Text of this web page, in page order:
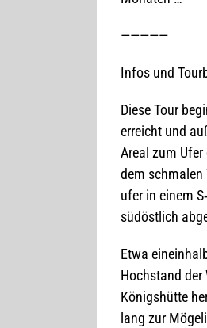
—————
Infos und
Diese Tour
erreicht und
Areal zum
dem schma­len
ufer in einem
süd­öst­lich
Etwa
Hoch­stand der
Königs­hütte
lang zur